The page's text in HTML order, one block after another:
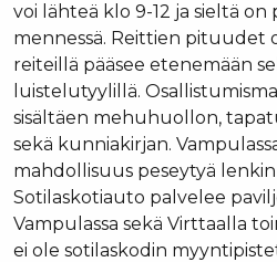
voi lähteä klo 9-12 ja sieltä on
mennessä. Reittien pituudet
reiteillä pääsee etenemään
luistelutyylillä.
sisältäen mehuhuollon,
sekä kunniakirjan.
mahdollisuus peseytyä
Sotilaskotiauto palvelee
Vampulassa sekä Virttaalla
ei ole sotilaskodin